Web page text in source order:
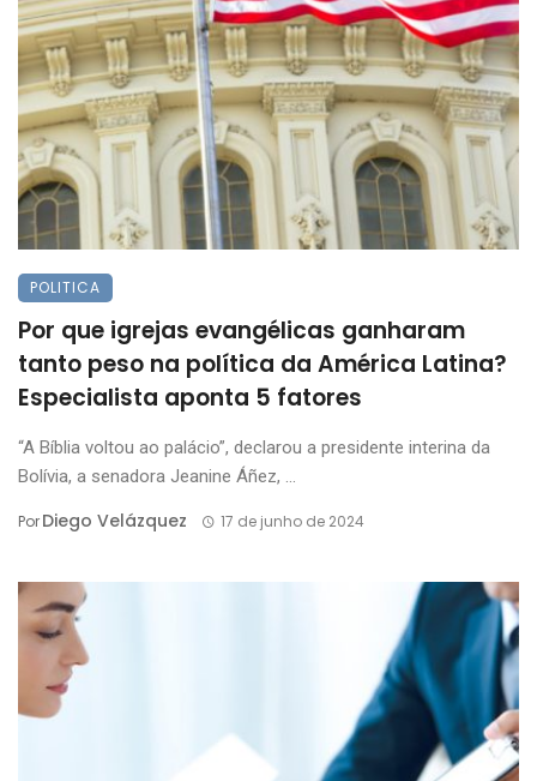
POLITICA
Por que igrejas evangélicas ganharam
tanto peso na política da América Latina?
Especialista aponta 5 fatores
“A Bíblia voltou ao palácio”, declarou a presidente interina da
Bolívia, a senadora Jeanine Áñez, ...
PorDiego Velázquez 17 de junho de 2024